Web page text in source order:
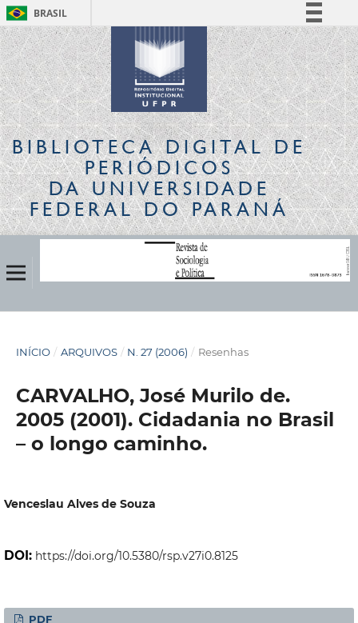
BRASIL
Simplifique!
Comunica BR
Participe
Acesso à informação
Legislação
Canais
BIBLIOTECA DIGITALDE
PERIÓDICOS
DA UNIVERSIDADE
FEDERAL DO PARANÁ
INÍCIO / ARQUIVOS / N. 27 (2006) / Resenhas
CARVALHO, José Murilo de.
2005 (2001). Cidadania no Brasil
– o longo caminho.
Venceslau Alves de Souza
DOI: https://doi.org/10.5380/rsp.v27i0.8125
PDF